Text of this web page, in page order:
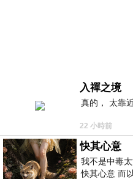
入禪之境
真的， 太靠
22 小時前
快其心意
我不是中毒
快其心意 而